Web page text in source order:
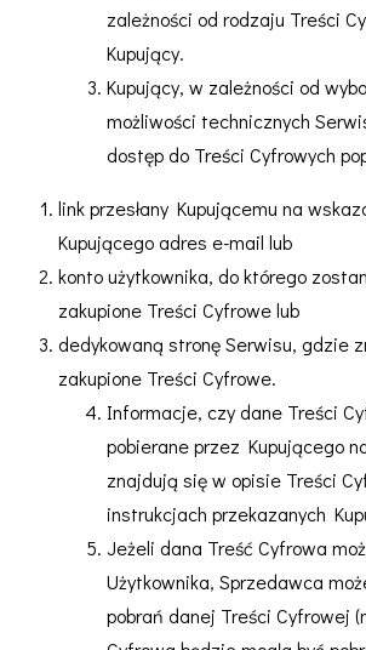
zależności od rodzaju Treści
Kupujący.
Kupujący, w zależności od
możliwości technicznych
dostęp do Treści Cyfrowych
link przesłany Kupującemu na
Kupującego adres e-mail lub
konto użytkownika, do którego
zakupione Treści Cyfrowe lub
dedykowaną stronę Serwisu, gdzie
zakupione Treści Cyfrowe.
Informacje, czy dane Treści
pobierane przez Kupującego
znajdują się w opisie Treści
instrukcjach przekazanych
Jeżeli dana Treść Cyfrowa
Użytkownika, Sprzedawca
pobrań danej Treści Cyfrowej